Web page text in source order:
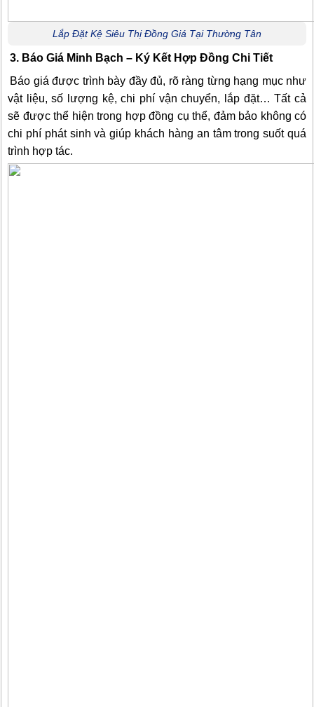
Lắp Đặt Kệ Siêu Thị Đồng Giá Tại Thường Tân
3. Báo Giá Minh Bạch – Ký Kết Hợp Đồng Chi Tiết
Báo giá được trình bày đầy đủ, rõ ràng từng hạng mục như
vật liệu, số lượng kệ, chi phí vận chuyển, lắp đặt… Tất cả
sẽ được thể hiện trong hợp đồng cụ thể, đảm bảo không có
chi phí phát sinh và giúp khách hàng an tâm trong suốt quá
trình hợp tác.